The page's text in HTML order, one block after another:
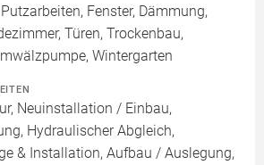
Fenster, Dämmung,
Türen, Trockenbau,
Wintergarten
Neuinstallation / Einbau,
Hydraulischer Abgleich,
& Installation, Aufbau / Auslegung,